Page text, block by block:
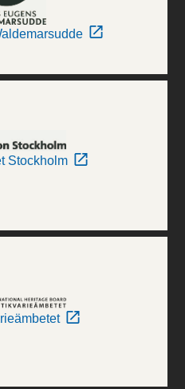
Stockholm